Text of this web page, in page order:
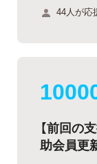
44人が応
【前回の
助会員更